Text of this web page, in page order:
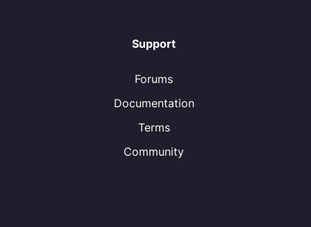
Support
Forums
Documentation
Terms
Community